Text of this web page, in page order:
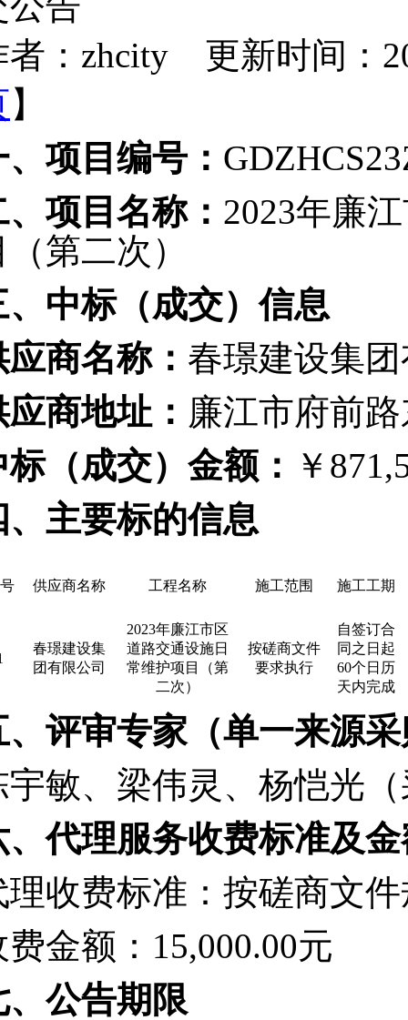
者：zhcity 更新时间：
】
、项目编号：
、项目名称： 2023年廉
第二次）
、中标（成交）信息
商名称： 春璟建设集
商地址： 廉江市府前
标（成交）金额： ￥
主要标的信息
供应商名称 工程名称 施工范围 施工工期
春璟建设集
团有限公司
2023年廉江市区
道路交通设施日
常维护项目（第
二次）
按磋商文件
要求执行
自签订合
同之日起
60个日历
天内完成
评审专家（单一来源
宇敏、梁伟灵、杨恺光
、代理服务收费标准及
理收费标准： 按磋商文
金额： 15,000.00元
、公告期限